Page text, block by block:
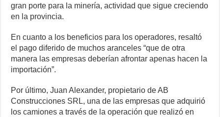
gran porte para la minería, actividad que sigue creciendo
en la provincia.
En cuanto a los beneficios para los operadores, resaltó
el pago diferido de muchos aranceles “que de otra
manera las empresas deberían afrontar apenas hacen la
importación”.
Por último, Juan Alexander, propietario de AB
Construcciones SRL, una de las empresas que adquirió
los camiones a través de la operación que realizó en